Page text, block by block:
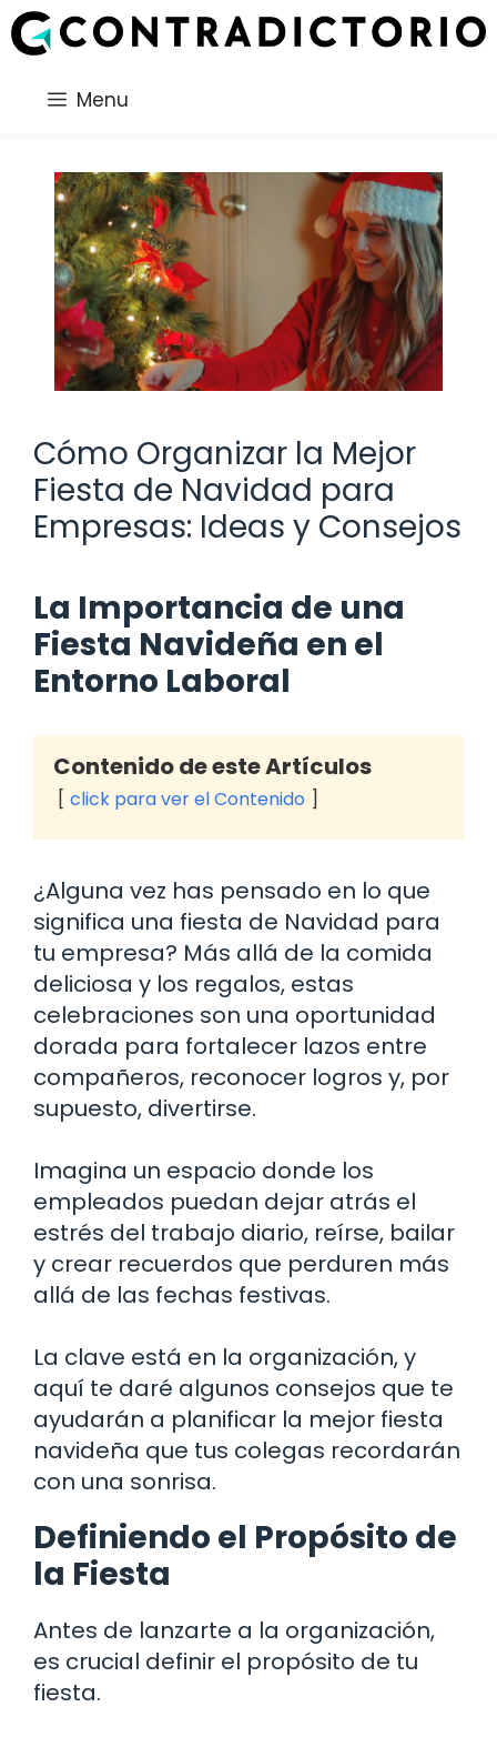
Saltar
al
Menu
Cómo Organizar la Mejor
Fiesta de Navidad para
Empresas: Ideas y Consejos
La Importancia de una
Fiesta Navideña en el
Entorno Laboral
Contenido de este Artículos
click para ver el Contenido
¿Alguna vez has pensado en lo que
significa una fiesta de Navidad para
tu empresa? Más allá de la comida
deliciosa y los regalos, estas
celebraciones son una oportunidad
dorada para fortalecer lazos entre
compañeros, reconocer logros y, por
supuesto, divertirse.
Imagina un espacio donde los
empleados puedan dejar atrás el
estrés del trabajo diario, reírse, bailar
y crear recuerdos que perduren más
allá de las fechas festivas.
La clave está en la organización, y
aquí te daré algunos consejos que te
ayudarán a planificar la mejor fiesta
navideña que tus colegas recordarán
con una sonrisa.
Definiendo el Propósito de
la Fiesta
Antes de lanzarte a la organización,
es crucial definir el propósito de tu
fiesta.